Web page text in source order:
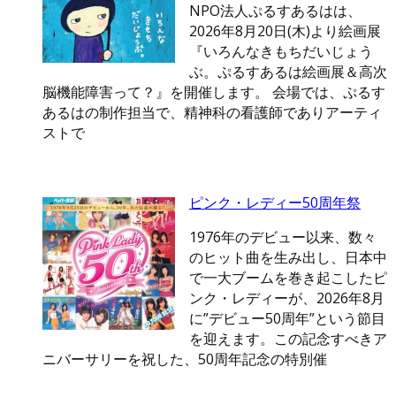
NPO法人ぷるすあるはは、
2026年8月20日(木)より絵画展
『いろんなきもちだいじょう
ぶ。ぷるすあるは絵画展＆高次
脳機能障害って？』を開催します。 会場では、ぷるす
あるはの制作担当で、精神科の看護師でありアーティ
ストで
ピンク・レディー50周年祭
1976年のデビュー以来、数々
のヒット曲を生み出し、日本中
で一大ブームを巻き起こしたピ
ンク・レディーが、2026年8月
に”デビュー50周年”という節目
を迎えます。この記念すべきア
ニバーサリーを祝した、50周年記念の特別催